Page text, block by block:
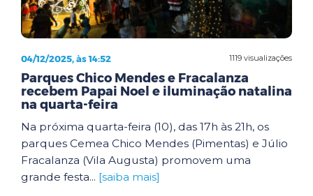
1119 visualizações
04/12/2025, às 14:52
Parques Chico Mendes e Fracalanza
recebem Papai Noel e iluminação natalina
na quarta-feira
Na próxima quarta-feira (10), das 17h às 21h, os
parques Cemea Chico Mendes (Pimentas) e Júlio
Fracalanza (Vila Augusta) promovem uma
grande festa... [saiba mais]